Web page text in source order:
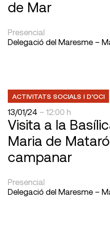
de Mar
Presencial
Delegació del Maresme –
ACTIVITATS SOCIALS I D’OCI
13/01/24 – 12:00 h
Visita a la
Maria de
campanar
Presencial
Delegació del Maresme –